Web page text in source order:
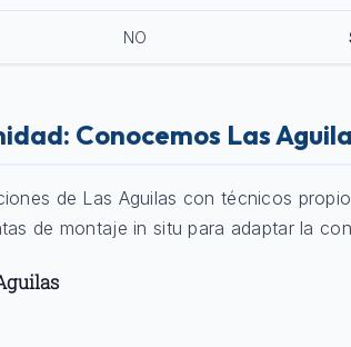
NO
Conocemos Las
de Las Aguilas con técnicos
de montaje in situ para adaptar la